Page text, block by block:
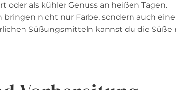
oder als kühler Genuss an heißen Tagen.
bringen nicht nur Farbe, sondern auch
Süßungsmitteln kannst du die Süße